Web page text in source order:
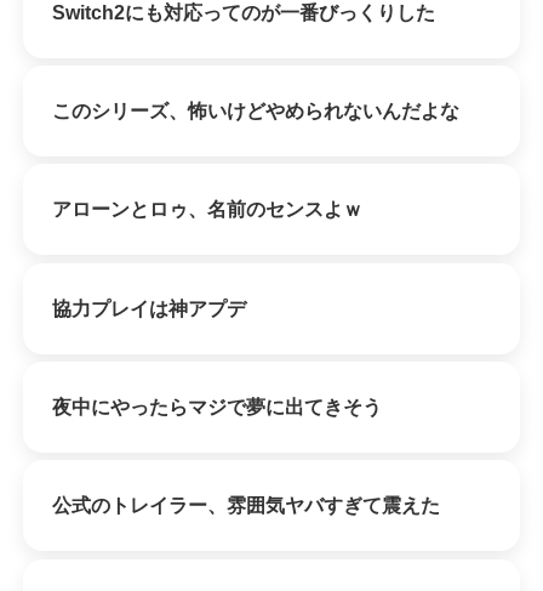
Switch2にも対応ってのが一番びっくりした
このシリーズ、怖いけどやめられないんだよな
アローンとロゥ、名前のセンスよｗ
協力プレイは神アプデ
夜中にやったらマジで夢に出てきそう
公式のトレイラー、雰囲気ヤバすぎて震えた